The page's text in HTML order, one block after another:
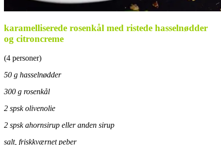
karamelliserede rosenkål med ristede hasselnødder
og citroncreme
(4 personer)
50 g hasselnødder
300 g rosenkål
2 spsk olivenolie
2 spsk ahornsirup eller anden sirup
salt, friskkværnet peber